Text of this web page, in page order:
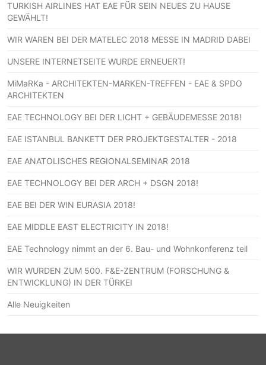
TURKISH AIRLINES HAT EAE FÜR SEIN NEUES ZU HAUSE
GEWÄHLT!
WIR WAREN BEI DER MATELEC 2018 MESSE IN MADRID DABEI
UNSERE INTERNETSEITE WURDE ERNEUERT!
MiMaRKa - ARCHITEKTEN-MARKEN-TREFFEN - EAE & SPDO
ARCHITEKTEN
EAE TECHNOLOGY BEI DER LICHT + GEBÄUDEMESSE 2018!
EAE ISTANBUL BANKETT DER PROJEKTGESTALTER - 2018
EAE ANATOLISCHES REGIONALSEMINAR 2018
EAE TECHNOLOGY BEI DER ARCH + DSGN 2018!
EAE BEI DER WIN EURASIA 2018!
EAE MIDDLE EAST ELECTRICITY IN 2018!
EAE Technology nimmt an der 6. Bau- und Wohnkonferenz teil
WIR WURDEN ZUM 500. F&E-ZENTRUM (FORSCHUNG &
ENTWICKLUNG) IN DER TÜRKEI
Alle Neuigkeiten